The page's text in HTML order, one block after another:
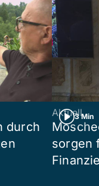
durch
3 Min
Aktuell
sorgen